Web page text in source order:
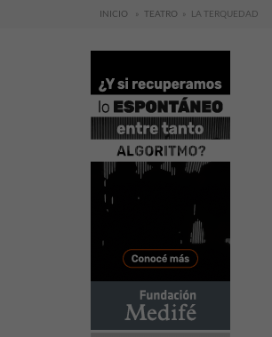
INICIO » TEATRO » LA TERQUEDAD